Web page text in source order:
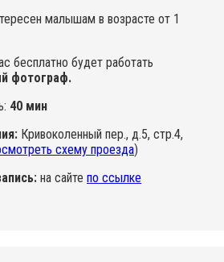
малышам в возрасте от 1
бесплатно будет работать
фотограф.
40 мин
Кривоколенный пер., д.5, стр.4,
схему проезда)
на сайте по ссылке